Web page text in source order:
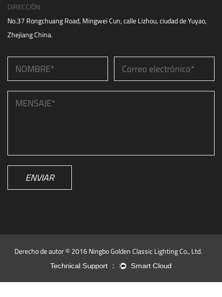
DIRECCIÓN
No.37 Rongchuang Road, Mingwei Cun, calle Lizhou, ciudad de Yuyao,
Zhejiang China.
ENVIAR
Derecho de autor © 2016 Ningbo Golden Classic Lighting Co., Ltd.